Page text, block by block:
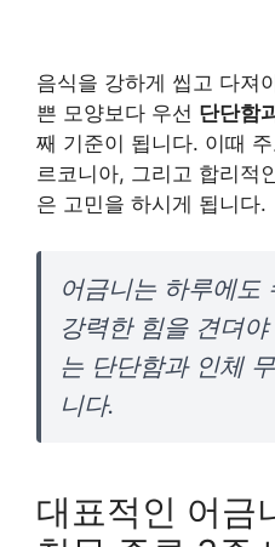
음식을 강하게 씹고 다져
쁜 모양보다 우선 단단함
째 기준이 됩니다. 이때
르코니아, 그리고 합리적
은 고민을 하시게 됩니다.
어금니는 하루에도
강력한 힘을 견뎌
는 단단함과 인체
니다.
대표적인 어금